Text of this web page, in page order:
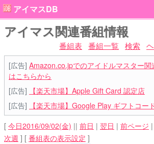
アイマスDB
アイマス関連番組情報
番組表 番組一覧 検索
[広告] Amazon.co.jpでのアイドルマスター
はこちらから
[広告]
【楽天市場】Apple Gift Card 認定店
[広告]
【楽天市場】Google Play ギフトコー
[ 今日2016/09/02(金) || 前日 | 翌日 | 前ページ |
次週 ] [ 番組表の表示設定 ]